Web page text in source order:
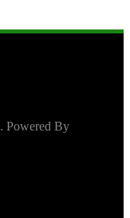
Powered By